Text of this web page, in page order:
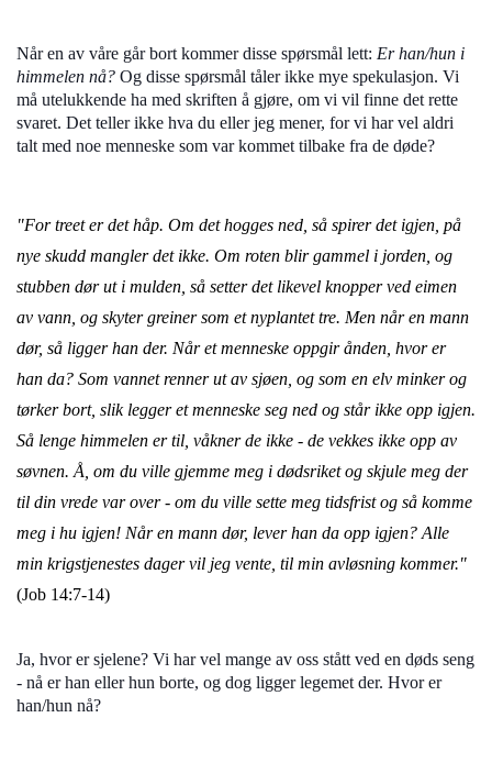
Når en av våre går bort kommer disse spørsmål lett: Er han/hun i
himmelen nå? Og disse spørsmål tåler ikke mye spekulasjon. Vi
må utelukkende ha med skriften å gjøre, om vi vil finne det rette
svaret. Det teller ikke hva du eller jeg mener, for vi har vel aldri
talt med noe menneske som var kommet tilbake fra de døde?
"For treet er det håp. Om det hogges ned, så spirer det igjen, på
nye skudd mangler det ikke. Om roten blir gammel i jorden, og
stubben dør ut i mulden, så setter det likevel knopper ved eimen
av vann, og skyter greiner som et nyplantet tre. Men når en mann
dør, så ligger han der. Når et menneske oppgir ånden, hvor er
han da? Som vannet renner ut av sjøen, og som en elv minker og
tørker bort, slik legger et menneske seg ned og står ikke opp igjen.
Så lenge himmelen er til, våkner de ikke - de vekkes ikke opp av
søvnen. Å, om du ville gjemme meg i dødsriket og skjule meg der
til din vrede var over - om du ville sette meg tidsfrist og så komme
meg i hu igjen! Når en mann dør, lever han da opp igjen? Alle
min krigstjenestes dager vil jeg vente, til min avløsning kommer."
(Job 14:7-14)
Ja, hvor er sjelene? Vi har vel mange av oss stått ved en døds seng
- nå er han eller hun borte, og dog ligger legemet der. Hvor er
han/hun nå?